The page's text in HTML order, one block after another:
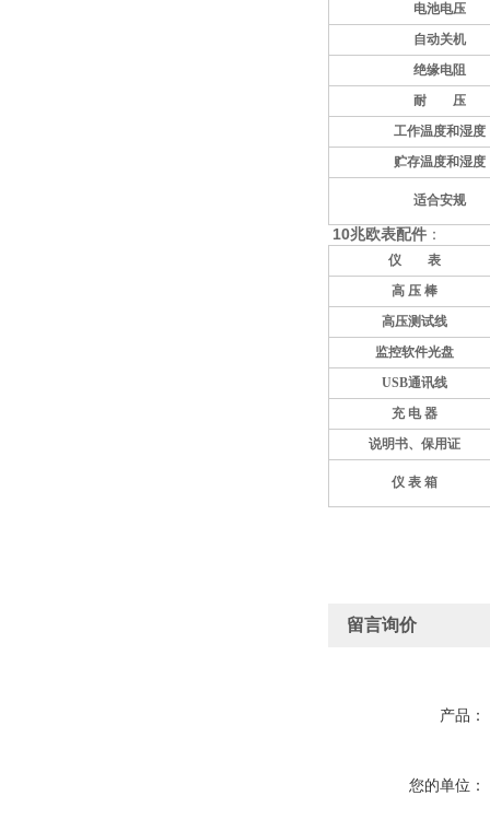
电池电压
自动关机
绝缘电阻
耐 压
工作温度和湿度
贮存温度和湿度
适合安规
10兆欧表配件 ：
仪 表
高 压 棒
高压测试线
监控软件光盘
USB通讯线
充 电器
说明书、保用证
仪 表 箱
留言询价
产品：
您的单位：